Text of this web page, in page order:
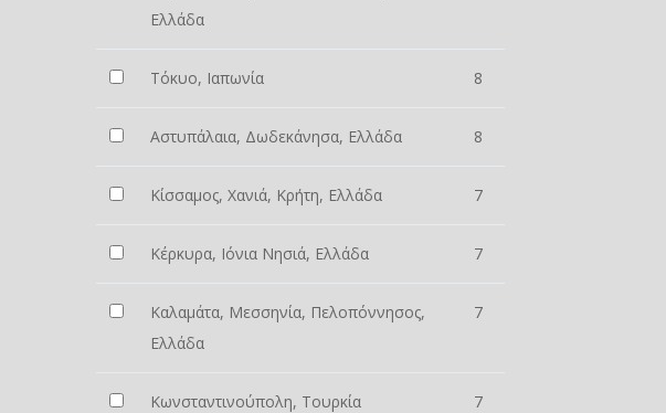
Ελλάδα
Τόκυο, Ιαπωνία 8
Αστυπάλαια, Δωδεκάνησα, Ελλάδα 8
Κίσσαμος, Χανιά, Κρήτη, Ελλάδα 7
Κέρκυρα, Ιόνια Νησιά, Ελλάδα 7
Καλαμάτα, Μεσσηνία, Πελοπόννησος,
Ελλάδα
7
Κωνσταντινούπολη, Τουρκία 7